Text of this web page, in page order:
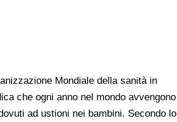
Mondiale della sanità in
che ogni anno nel mondo avvengono
ad ustioni nei bambini. Secondo lo